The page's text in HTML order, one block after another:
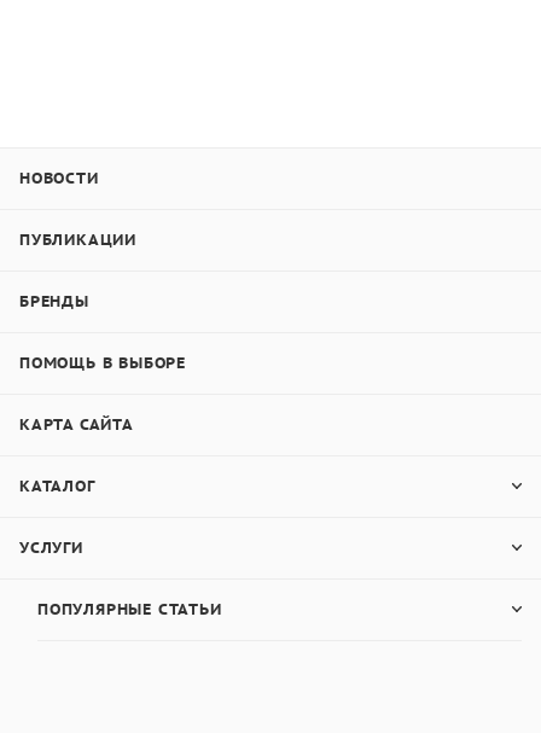
НОВОСТИ
ПУБЛИКАЦИИ
БРЕНДЫ
ПОМОЩЬ В ВЫБОРЕ
КАРТА САЙТА
КАТАЛОГ
УСЛУГИ
ПОПУЛЯРНЫЕ СТАТЬИ